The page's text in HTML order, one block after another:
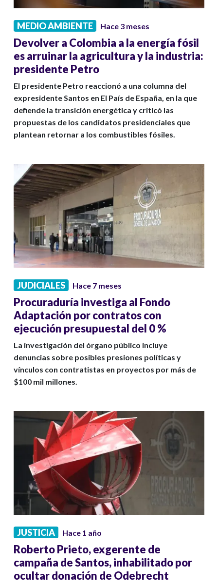
MEDIO AMBIENTE Hace 3 meses
Devolver a Colombia a la energía fósil
es arruinar la agricultura y la industria:
presidente Petro
El presidente Petro reaccionó a una columna del
expresidente Santos en El País de España, en la que
defiende la transición energética y criticó las
propuestas de los candidatos presidenciales que
plantean retornar a los combustibles fósiles.
JUDICIALES Hace 7 meses
Procuraduría investiga al Fondo
Adaptación por contratos con
ejecución presupuestal del 0 %
La investigación del órgano público incluye
denuncias sobre posibles presiones políticas y
vínculos con contratistas en proyectos por más de
$100 mil millones.
JUSTICIA Hace 1 año
Roberto Prieto, exgerente de
campaña de Santos, inhabilitado por
ocultar donación de Odebrecht